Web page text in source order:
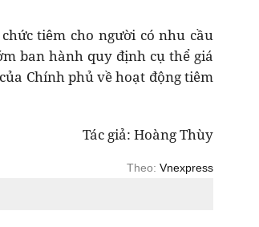
tiêm cho người có nhu cầu
ban hành quy định cụ thể giá
Chính phủ về hoạt động tiêm
Tác giả: Hoàng Thùy
Theo: Vnexpress